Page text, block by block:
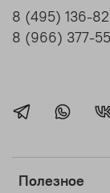
Полезное
8 (495) 136-
8 (966) 377-